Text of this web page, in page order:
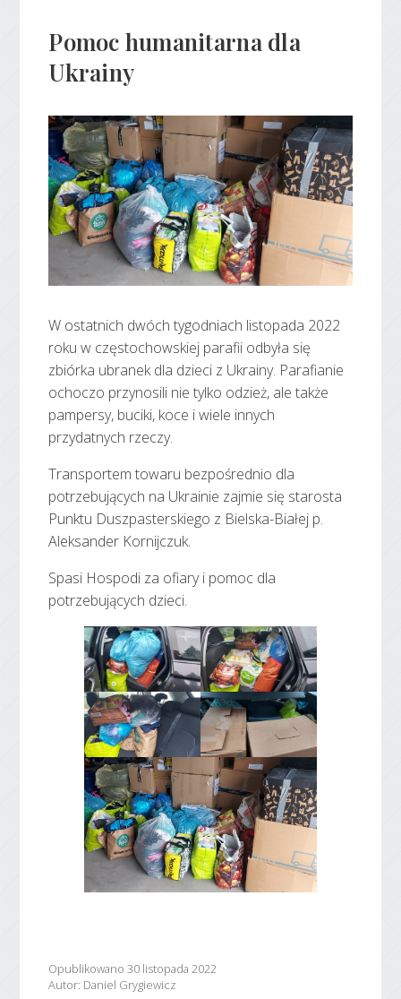
Pomoc humanitarna dla
Ukrainy
W ostatnich dwóch tygodniach listopada 2022
roku w częstochowskiej parafii odbyła się
zbiórka ubranek dla dzieci z Ukrainy. Parafianie
ochoczo przynosili nie tylko odzież, ale także
pampersy, buciki, koce i wiele innych
przydatnych rzeczy.
Transportem towaru bezpośrednio dla
potrzebujących na Ukrainie zajmie się starosta
Punktu Duszpasterskiego z Bielska-Białej p.
Aleksander Kornijczuk.
Spasi Hospodi za ofiary i pomoc dla
potrzebujących dzieci.
Opublikowano 30 listopada 2022
Autor: Daniel Grygiewicz